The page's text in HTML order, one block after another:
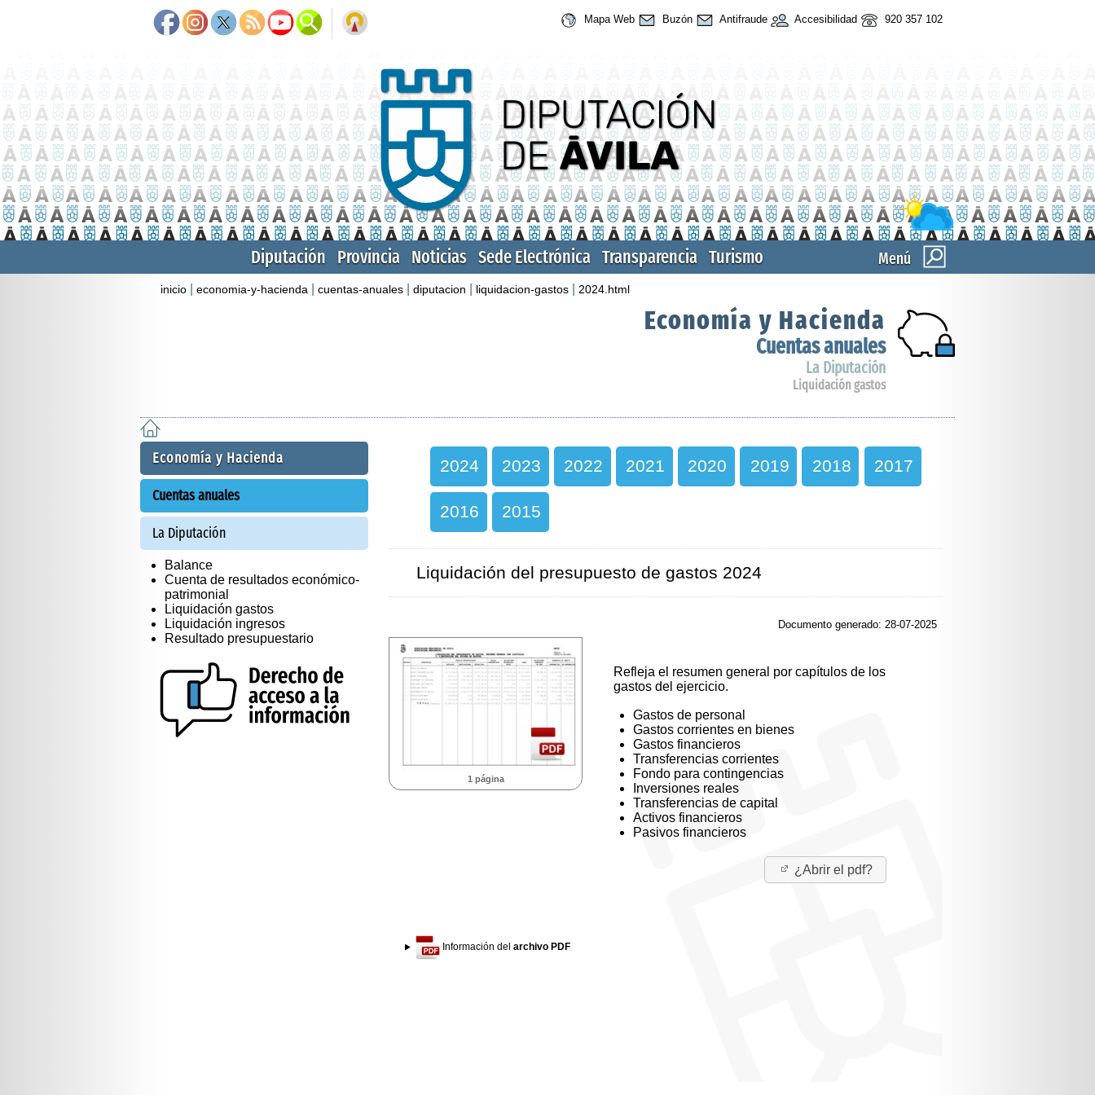
Mapa Web Buzón Antifraude Accesibilidad 920 357 102
Menú
Diputación Provincia Noticias Sede Electrónica Transparencia Turismo
inicio economia-y-hacienda cuentas-anuales diputacion liquidacion-gastos 2024.html
Economía y Hacienda
Cuentas anuales
La Diputación
Liquidación gastos
Economía y Hacienda
Cuentas anuales
La Diputación
Balance
Cuenta de resultados económico-
patrimonial
Liquidación gastos
Liquidación ingresos
Resultado presupuestario
2024 2023 2022 2021 2020 2019 2018 2017
2016 2015
Liquidación del presupuesto de gastos 2024
Documento generado: 28-07-2025
1 página
Refleja el resumen general por capítulos de los
gastos del ejercicio.
Gastos de personal
Gastos corrientes en bienes
Gastos financieros
Transferencias corrientes
Fondo para contingencias
Inversiones reales
Transferencias de capital
Activos financieros
Pasivos financieros
¿Abrir el pdf?
Información del archivo PDF